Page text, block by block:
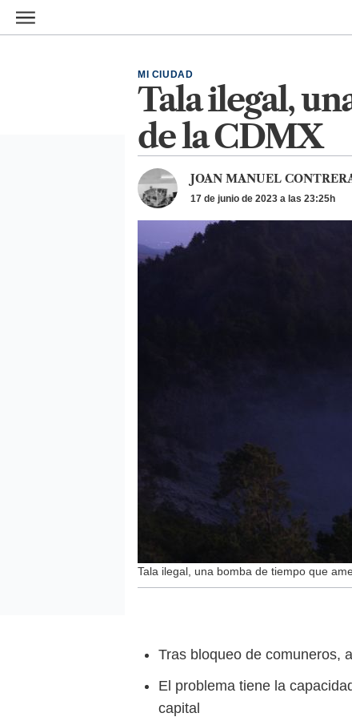
Ir al contenido principal
Tala ilegal,
de la CDMX
MI CIUDAD
JOAN MANUEL
17 de junio de 2023 a las 23:25h
Tala ilegal, una bomba de tiempo que
Tras bloqueo de comuneros,
El problema tiene la
capital